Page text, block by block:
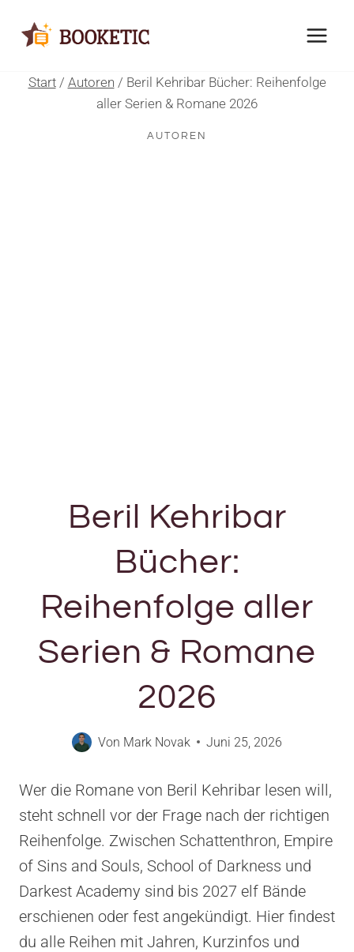
Inhalt
Start / Autoren / Beril Kehribar Bücher: Reihenfolge
aller Serien & Romane 2026
AUTOREN
Beril Kehribar
Bücher:
Reihenfolge aller
Serien & Romane
2026
Von Mark Novak Juni 25, 2026
Wer die Romane von Beril Kehribar lesen will,
steht schnell vor der Frage nach der richtigen
Reihenfolge. Zwischen Schattenthron, Empire
of Sins and Souls, School of Darkness und
Darkest Academy sind bis 2027 elf Bände
erschienen oder fest angekündigt. Hier findest
du alle Reihen mit Jahren, Kurzinfos und